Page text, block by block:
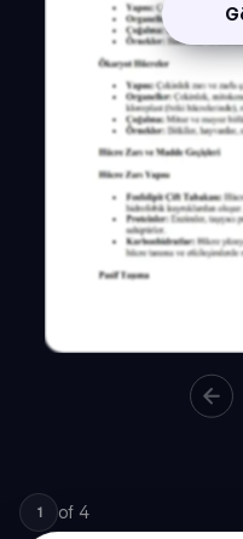
1 of 4